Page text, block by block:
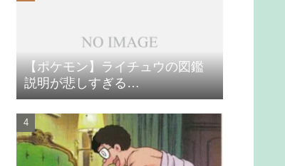
【ポケモン】ライチュウの図鑑
説明が悲しすぎる…